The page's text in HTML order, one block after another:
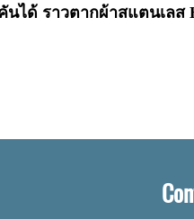
ได้ ราวตากผ้าสแตนเลส